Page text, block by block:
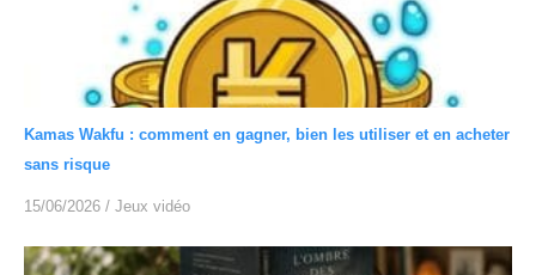
Kamas Wakfu : comment en gagner, bien les utiliser et en acheter
sans risque
15/06/2026 / Jeux vidéo